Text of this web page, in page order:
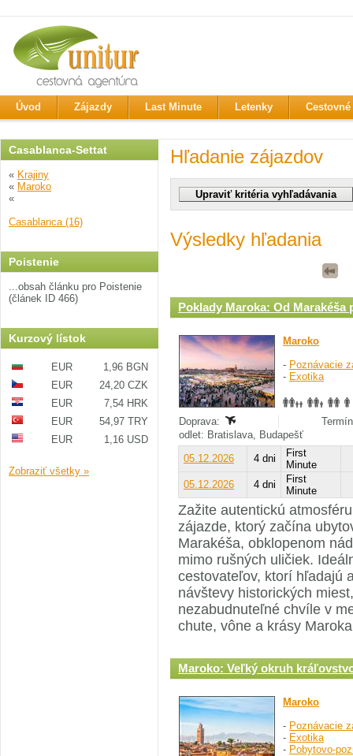
Úvod Zájazdy Last Minute Letenky
Casablanca-Settat
« Krajiny
« Maroko
«
Casablanca (16)
Poistenie
...obsah článku pro Poistenie
(článek ID 466)
Kurzový lístok
EUR
1,96 BGN
EUR
24,20 CZK
EUR
7,54 HRK
EUR
54,97 TRY
EUR
1,16 USD
Zobraziť všetky »
Hľadanie zájazdov
Výsledky hľadania
Poklady Maroka: Od Marakéša
Maroko
- Poznávacie
- Exotika
Doprava:
odlet: Bratislava, Budapešť
05.12.2026
4 dni
First
Minute
05.12.2026
4 dni
First
Minute
Zažite autentickú
zájazde, ktorý začína
Marakéša, obklopenom
mimo rušných uličiek.
cestovateľov, ktorí hľadajú
návštevy historických
nezabudnuteľné chvíle v
chute, vône a krásy
Maroko: Veľký okruh
Maroko
- Poznávacie
- Exotika
- Pobytovo-